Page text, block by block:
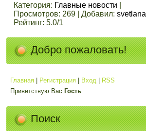
Категория: Главные новости
Просмотров: 269 |Добавил: svetlana
Рейтинг: 5.0/1
Добро пожаловать!
Главная Регистрация Вход
RSS
Приветствую Вас Гость
Поиск